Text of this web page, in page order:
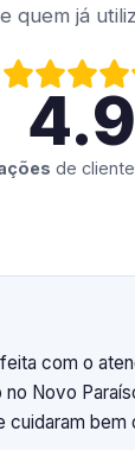
quem já
4.9
de
com o
Novo
cuidaram bem